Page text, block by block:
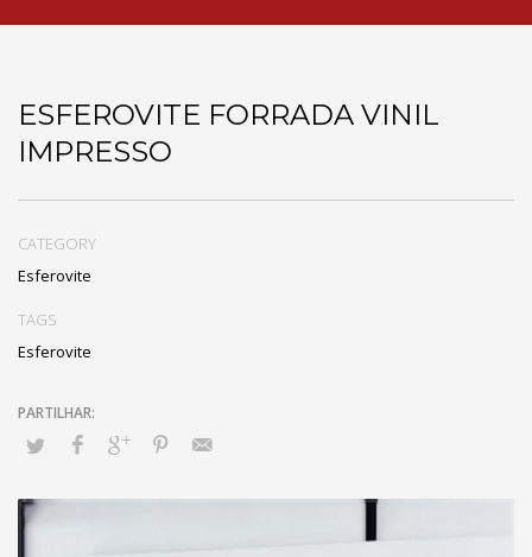
ESFEROVITE FORRADA VINIL
IMPRESSO
CATEGORY
Esferovite
TAGS
Esferovite